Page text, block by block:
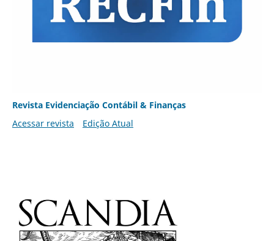
Revista Evidenciação Contábil & Finanças
Acessar revista
Edição Atual